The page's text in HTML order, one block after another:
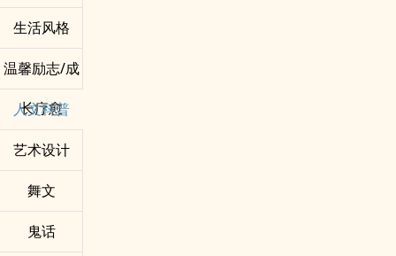
生活风格
温馨励志/成
长疗愈
人文科普
艺术设计
舞文
鬼话